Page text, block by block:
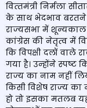
वित्‍तमंत्री निर्मला
के साथ भेदभाव बरतने
राज्‍यसभा में शून्‍यकाल
कांग्रेस की नेतृत्‍व में
कि विपक्षी दलों वाले
गया है। उन्‍होंने स्‍पष्‍ट
राज्‍य का नाम नहीं
किसी विशेष राज्‍य
हो तो इसका मतलब